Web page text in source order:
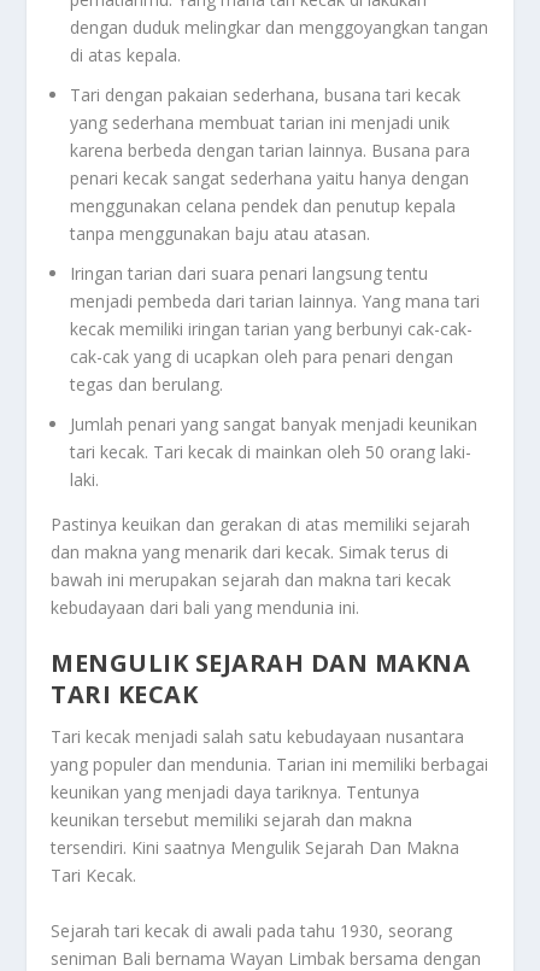
dengan duduk melingkar dan menggoyangkan tangan
di atas kepala.
Tari dengan pakaian sederhana, busana tari kecak
yang sederhana membuat tarian ini menjadi unik
karena berbeda dengan tarian lainnya. Busana para
penari kecak sangat sederhana yaitu hanya dengan
menggunakan celana pendek dan penutup kepala
tanpa menggunakan baju atau atasan.
Iringan tarian dari suara penari langsung tentu
menjadi pembeda dari tarian lainnya. Yang mana tari
kecak memiliki iringan tarian yang berbunyi cak-cak-
cak-cak yang di ucapkan oleh para penari dengan
tegas dan berulang.
Jumlah penari yang sangat banyak menjadi keunikan
tari kecak. Tari kecak di mainkan oleh 50 orang laki-
laki.
Pastinya keuikan dan gerakan di atas memiliki sejarah
dan makna yang menarik dari kecak. Simak terus di
bawah ini merupakan sejarah dan makna tari kecak
kebudayaan dari bali yang mendunia ini.
MENGULIK SEJARAH DAN MAKNA
TARI KECAK
Tari kecak menjadi salah satu kebudayaan nusantara
yang populer dan mendunia. Tarian ini memiliki berbagai
keunikan yang menjadi daya tariknya. Tentunya
keunikan tersebut memiliki sejarah dan makna
tersendiri. Kini saatnya Mengulik Sejarah Dan Makna
Tari Kecak.
Sejarah tari kecak di awali pada tahu 1930, seorang
seniman Bali bernama Wayan Limbak bersama dengan